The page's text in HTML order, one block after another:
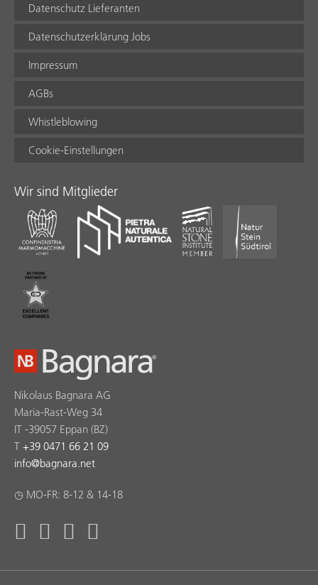
Datenschutz Lieferanten
Datenschutzerklärung Jobs
Impressum
AGBs
Whistleblowing
Cookie-Einstellungen
Wir sind Mitglieder
Nikolaus Bagnara AG
Maria-Rast-Weg 34
IT -39057 Eppan (BZ)
T +39 0471 66 21 09
info@bagnara.net
◷ MO-FR: 8-12 & 14-18